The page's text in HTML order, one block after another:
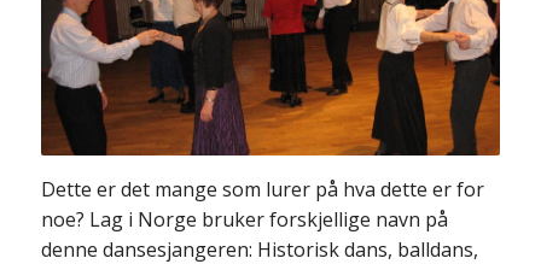
Dette er det mange som lurer på hva dette er for
noe? Lag i Norge bruker forskjellige navn på
denne dansesjangeren: Historisk dans, balldans,